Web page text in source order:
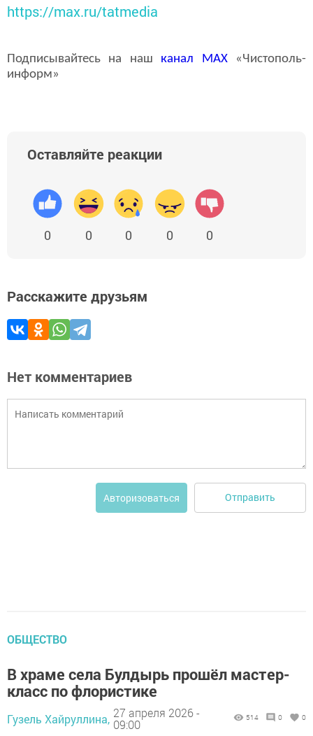
https://max.ru/tatmedia
Подписывайтесь на наш канал MAX«Чистополь-
информ»
Оставляйте реакции
0 0 0 0 0
Расскажите друзьям
Нет комментариев
Авторизоваться Отправить
ОБЩЕСТВО
В храме села Булдырь прошёл мастер-
класс по флористике
Гузель Хайруллина, 27 апреля 2026 -
09:00
514 0 0